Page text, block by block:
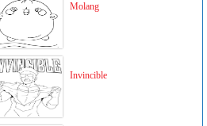
Molang
Invincible